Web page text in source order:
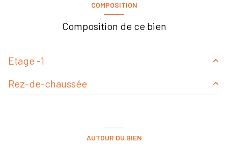
COMPOSITION
Composition de ce bien
Etage -1
réserve
Rez-de-chaussée
AUTOUR DU BIEN